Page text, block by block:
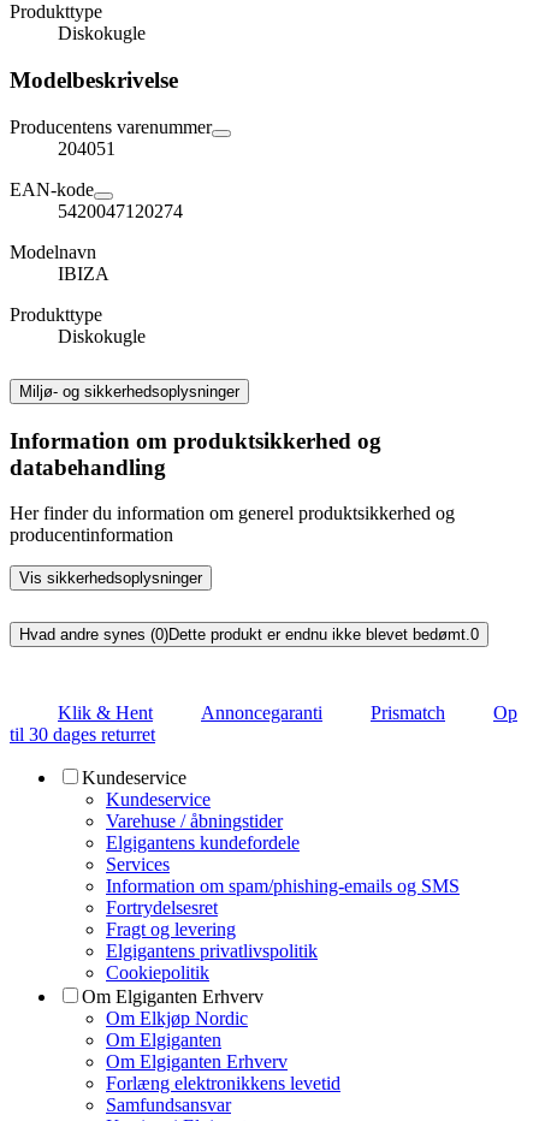
Produkttype
Diskokugle
Modelbeskrivelse
Producentens varenummer
204051
EAN-kode
5420047120274
Modelnavn
IBIZA
Produkttype
Diskokugle
Miljø- og sikkerhedsoplysninger
Information om produktsikkerhed og
databehandling
Her finder du information om generel produktsikkerhed og
producentinformation
Vis sikkerhedsoplysninger
Hvad andre synes (0)Dette produkt er endnu ikke blevet bedømt.0
Klik & Hent Annoncegaranti Prismatch
Op
til 30 dages returret
Kundeservice
Kundeservice
Varehuse / åbningstider
Elgigantens kundefordele
Services
Information om spam/phishing-emails og SMS
Fortrydelsesret
Fragt og levering
Elgigantens privatlivspolitik
Cookiepolitik
Om Elgiganten Erhverv
Om Elkjøp Nordic
Om Elgiganten
Om Elgiganten Erhverv
Forlæng elektronikkens levetid
Samfundsansvar